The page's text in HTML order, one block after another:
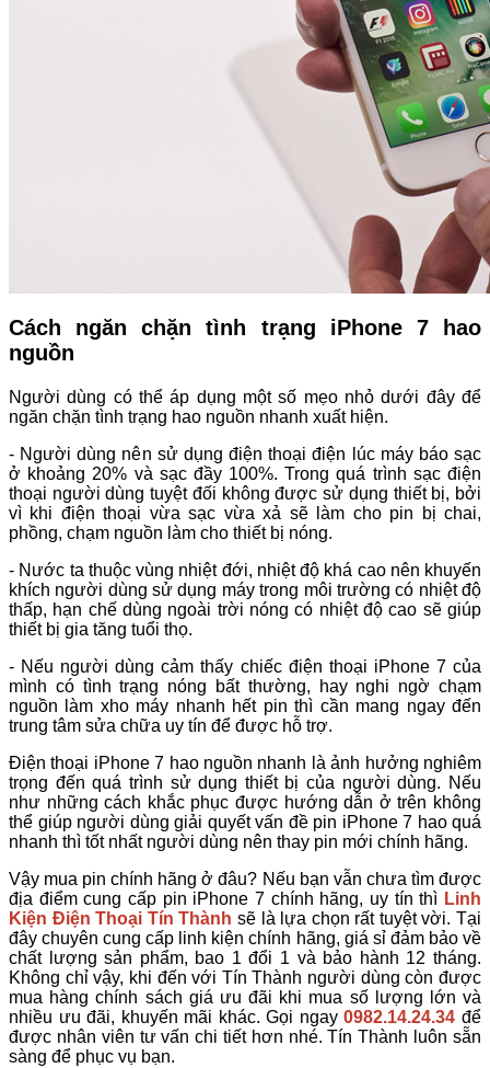
Cách ngăn chặn tình trạng iPhone 7 hao
nguồn
Người dùng có thể áp dụng một số mẹo nhỏ dưới đây để
ngăn chặn tình trạng hao nguồn nhanh xuất hiện.
- Người dùng nên sử dụng điện thoại điện lúc máy báo sạc
ở khoảng 20% và sạc đầy 100%. Trong quá trình sạc điện
thoại người dùng tuyệt đối không được sử dụng thiết bị, bởi
vì khi điện thoại vừa sạc vừa xả sẽ làm cho pin bị chai,
phồng, chạm nguồn làm cho thiết bị nóng.
- Nước ta thuộc vùng nhiệt đới, nhiệt độ khá cao nên khuyến
khích người dùng sử dụng máy trong môi trường có nhiệt độ
thấp, hạn chế dùng ngoài trời nóng có nhiệt độ cao sẽ giúp
thiết bị gia tăng tuổi thọ.
- Nếu người dùng cảm thấy chiếc điện thoại iPhone 7 của
mình có tình trạng nóng bất thường, hay nghi ngờ chạm
nguồn làm xho máy nhanh hết pin thì cần mang ngay đến
trung tâm sửa chữa uy tín để được hỗ trợ.
Điện thoại iPhone 7 hao nguồn nhanh là ảnh hưởng nghiêm
trọng đến quá trình sử dụng thiết bị của người dùng. Nếu
như những cách khắc phục được hướng dẫn ở trên không
thể giúp người dùng giải quyết vấn đề pin iPhone 7 hao quá
nhanh thì tốt nhất người dùng nên thay pin mới chính hãng.
Vậy mua pin chính hãng ở đâu? Nếu bạn vẫn chưa tìm được
địa điểm cung cấp pin iPhone 7 chính hãng, uy tín thì Linh
Kiện Điện Thoại Tín Thành sẽ là lựa chọn rất tuyệt vời. Tại
đây chuyên cung cấp linh kiện chính hãng, giá sỉ đảm bảo về
chất lượng sản phẩm, bao 1 đổi 1 và bảo hành 12 tháng.
Không chỉ vậy, khi đến với Tín Thành người dùng còn được
mua hàng chính sách giá ưu đãi khi mua số lượng lớn và
nhiều ưu đãi, khuyến mãi khác. Gọi ngay0982.14.24.34 để
được nhân viên tư vấn chi tiết hơn nhé. Tín Thành luôn sẵn
sàng để phục vụ bạn.